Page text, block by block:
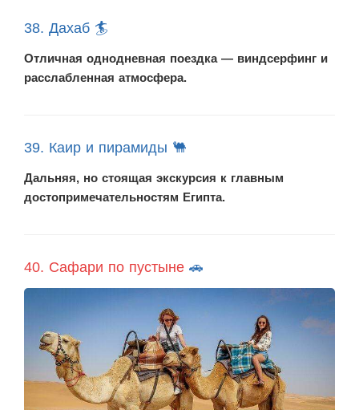
38. Дахаб 🏄
Отличная однодневная поездка — виндсерфинг и
расслабленная атмосфера.
39. Каир и пирамиды 🐫
Дальняя, но стоящая экскурсия к главным
достопримечательностям Египта.
40. Сафари по пустыне 🚗